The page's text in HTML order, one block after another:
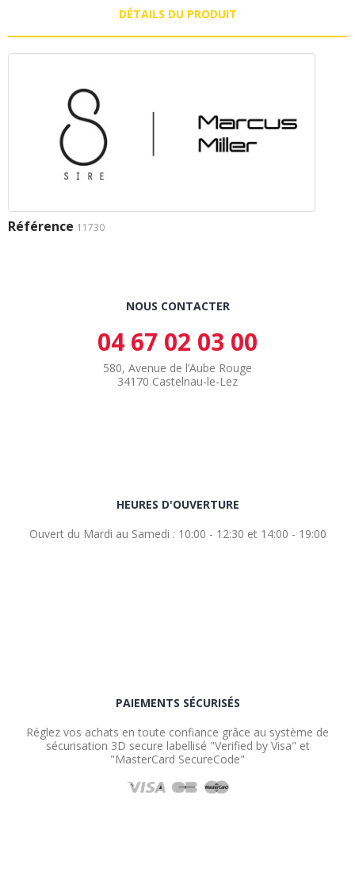
DÉTAILS DU PRODUIT
Référence 11730
NOUS CONTACTER
04 67 02 03 00
580, Avenue de l’Aube Rouge
34170 Castelnau-le-Lez
HEURES D'OUVERTURE
Ouvert du Mardi au Samedi : 10:00 - 12:30 et 14:00 - 19:00
PAIEMENTS SÉCURISÉS
Réglez vos achats en toute confiance grâce au système de
sécurisation 3D secure labellisé "Verified by Visa" et
"MasterCard SecureCode"